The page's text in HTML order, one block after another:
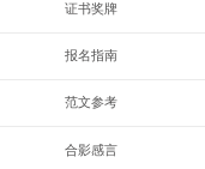
证书奖牌
报名指南
范文参考
合影感言